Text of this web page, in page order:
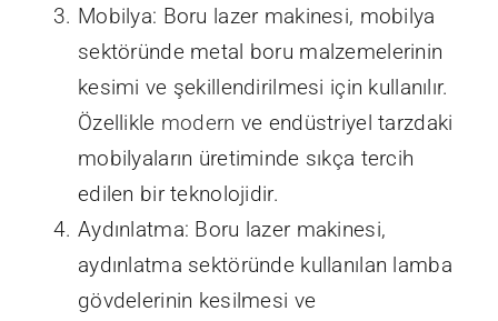
Mobilya: Boru lazer makinesi, mobilya
sektöründe metal boru malzemelerinin
kesimi ve şekillendirilmesi için kullanılır.
Özellikle modern ve endüstriyel tarzdaki
mobilyaların üretiminde sıkça tercih
edilen bir teknolojidir.
Aydınlatma: Boru lazer makinesi,
aydınlatma sektöründe kullanılan lamba
gövdelerinin kesilmesi ve